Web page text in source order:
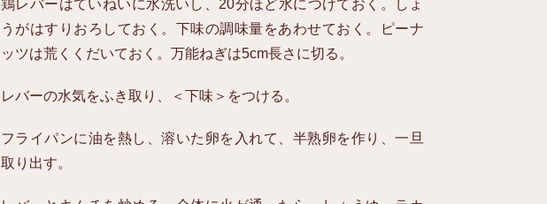
鶏レバーはていねいに水洗いし、20分ほど水につけておく。しょ
うがはすりおろしておく。下味の調味量をあわせておく。ピーナ
ッツは荒くくだいておく。万能ねぎは5cm長さに切る。
レバーの水気をふき取り、＜下味＞をつける。
フライパンに油を熱し、溶いた卵を入れて、半熟卵を作り、一旦
取り出す。